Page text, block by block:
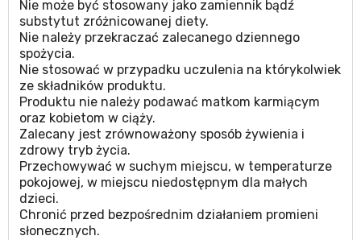
Nie może być stosowany jako zamiennik bądź
substytut zróżnicowanej diety.
Nie należy przekraczać zalecanego dziennego
spożycia.
Nie stosować w przypadku uczulenia na którykolwiek
ze składników produktu.
Produktu nie należy podawać matkom karmiącym
oraz kobietom w ciąży.
Zalecany jest zrównoważony sposób żywienia i
zdrowy tryb życia.
Przechowywać w suchym miejscu, w temperaturze
pokojowej, w miejscu niedostępnym dla małych
dzieci.
Chronić przed bezpośrednim działaniem promieni
słonecznych.